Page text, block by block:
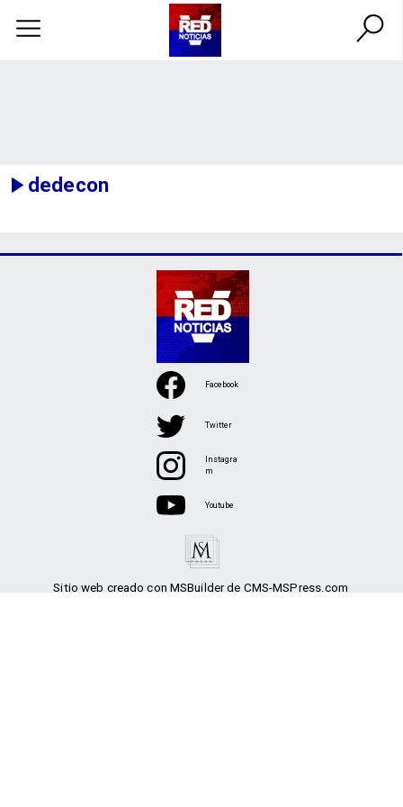
dedecon
Sitio web creado con MSBuilder de CMS-MSPress.com
Facebook
Twitter
Instagra
m
Youtube